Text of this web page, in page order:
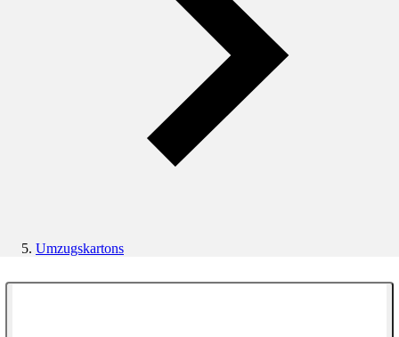
Umzugskartons